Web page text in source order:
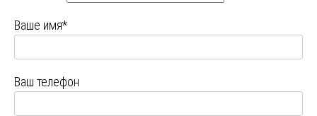
Ваше имя*
Ваш телефон